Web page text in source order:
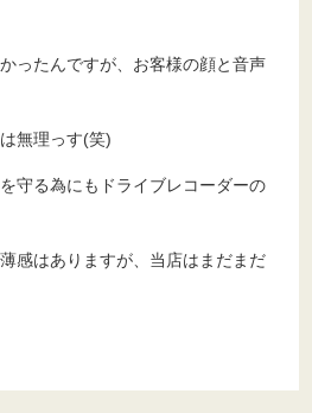
ったんですが、お客様の顔と音声
無理っす(笑)
守る為にもドライブレコーダーの
感はありますが、当店はまだまだ